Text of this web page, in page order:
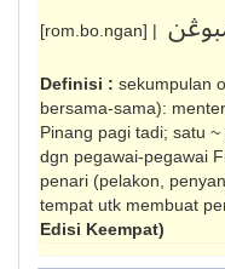
[rom.bo.ngan] |
Definisi : sekumpulan
bersama-sama):
Pinang pagi tadi; satu
dgn pegawai-pegawai
penari (pelakon,
tempat utk membuat
Edisi Keempat)